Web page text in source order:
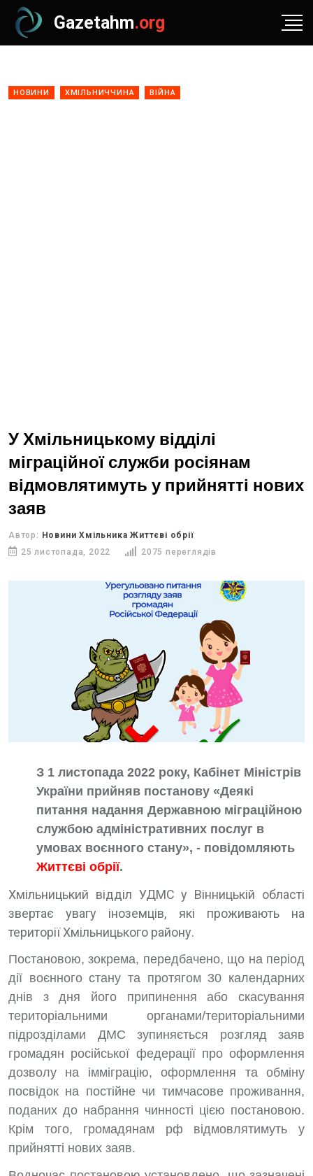
Gazetahm.org
НОВИНИ ХМІЛЬНИЧЧИНА ВІЙНА
У Хмільницькому відділі
міграційної служби росіянам
відмовлятимуть у прийнятті нових
заяв
Автор: Новини Хмільника Життєві обрії
25 листопада, 2022
2075 переглядів
З 1 листопада 2022 року, Кабінет Міністрів
України прийняв постанову «Деякі
питання надання Державною міграційною
службою адміністративних послуг в
умовах воєнного стану», - повідомляють
Життєві обрії.
Хмільницький відділ УДМС у Вінницькій області
звертає увагу іноземців, які проживають на
території Хмільницького району.
Постановою, зокрема, передбачено, що на період
дії воєнного стану та протягом 30 календарних
днів з дня його припинення або скасування
територіальними органами/територіальними
підрозділами ДМС зупиняється розгляд заяв
громадян російської федерації про оформлення
дозволу на імміграцію, оформлення та обміну
посвідок на постійне чи тимчасове проживання,
поданих до набрання чинності цією постановою.
Крім того, громадянам рф відмовлятимуть у
прийнятті нових заяв.